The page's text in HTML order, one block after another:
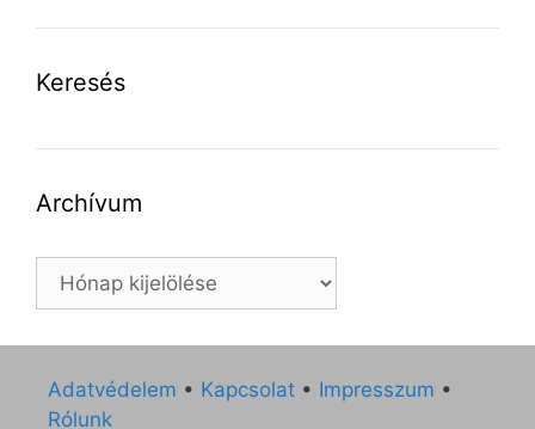
Keresés
Archívum
Archívum
Adatvédelem • Kapcsolat • Impresszum •
Rólunk